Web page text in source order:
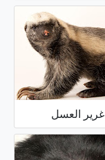
غرير العسل